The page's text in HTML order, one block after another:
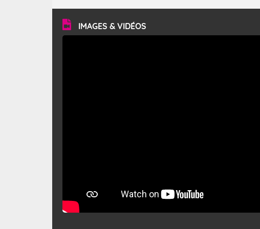
vitesse moyenne de 50 km/h et atteindre 80 à 100 km/h
en rafales, parfois davantage. Il parcourt la basse vallée
du Rhône et la Provence et envahit le littoral
méditerranéen à partir de la Camargue.
IMAGES & VIDÉOS